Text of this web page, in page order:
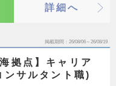
詳細へ
掲載期間 26/08/06～26/08/19
拠点】キャリア
ンサルタント職)